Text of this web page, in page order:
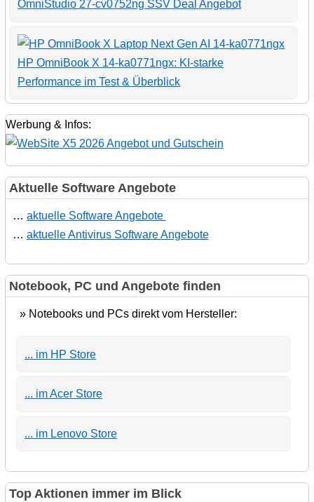
OmniStudio 27-cv0752ng SSV Deal Angebot
HP OmniBook X 14-ka0771ngx: KI-starke
Performance im Test & Überblick
Werbung & Infos:
Aktuelle Software Angebote
… aktuelle Software Angebote
… aktuelle Antivirus Software Angebote
Notebook, PC und Angebote finden
» Notebooks und PCs direkt vom Hersteller:
... im HP Store
... im Acer Store
... im Lenovo Store
Top Aktionen immer im Blick